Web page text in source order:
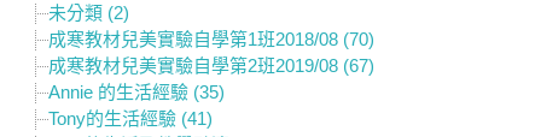
未分類 (2)
成寒教材兒美實驗自學第1班2018/08 (70)
成寒教材兒美實驗自學第2班2019/08 (67)
Annie 的生活經驗 (35)
Tony的生活經驗 (41)